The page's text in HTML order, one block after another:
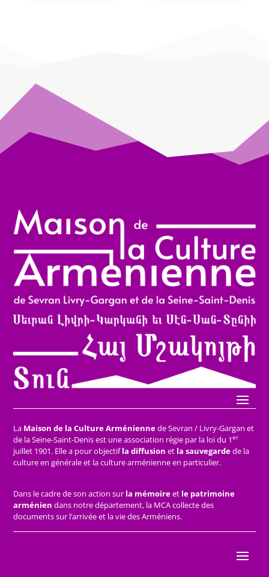
La Maison de la Culture Arméniennede Sevran / Livry-Gargan et
de la Seine-Saint-Denis est une association régie par la loi du 1er
juillet 1901. Elle a pour objectifla diffusion et la sauvegardede la
culture en générale et la culture arménienne en particulier.
Dans le cadre de son action sur la mémoireet le patrimoine
arménien dans notre département, la MCA collecte des
documents sur l’arrivée et la vie des Arméniens.